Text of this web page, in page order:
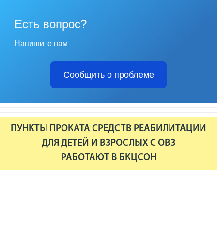
Есть вопрос?
Напишите нам
Сообщить о проблеме
ПУНКТЫ ПРОКАТА СРЕДСТВ РЕАБИЛИТАЦИИ
ДЛЯ ДЕТЕЙ И ВЗРОСЛЫХ С ОВЗ
РАБОТАЮТ В БКЦСОН